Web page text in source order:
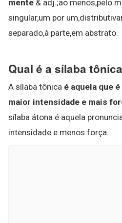
mente & adj.;ao menos,pelo
singular,um por
separado,à parte,em abstrato.
Qual é a sílaba
A sílaba tônica é aquela que
maior intensidade e mais
sílaba átona é aquela
intensidade e menos força.